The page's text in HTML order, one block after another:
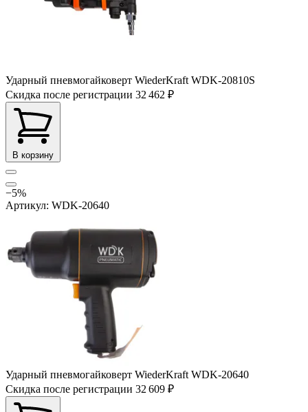
Ударный пневмогайковерт WiederKraft WDK-20810S
Скидка после регистрации 32 462 ₽
В корзину
−5%
Артикул: WDK-20640
Ударный пневмогайковерт WiederKraft WDK-20640
Скидка после регистрации 32 609 ₽